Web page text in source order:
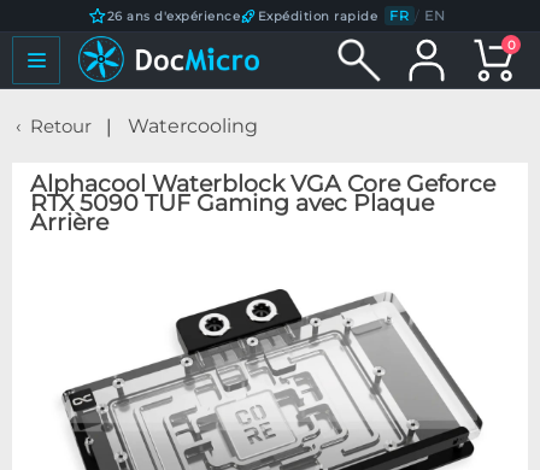
26 ans d'expérience Expédition rapide FR / EN
0
Retour Watercooling
Alphacool Waterblock VGA Core Geforce
RTX 5090 TUF Gaming avec Plaque
Arrière